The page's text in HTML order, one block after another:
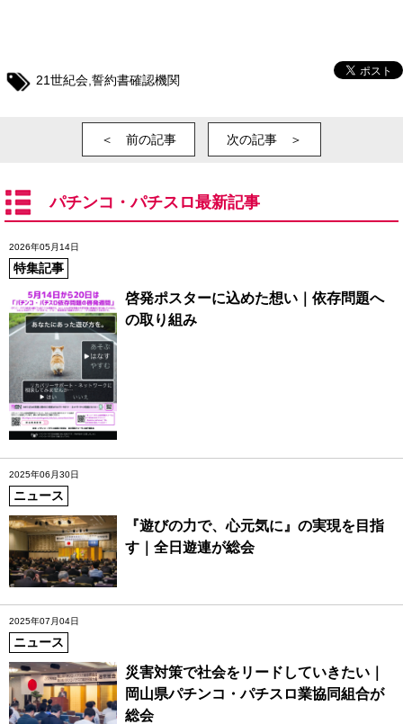
21世紀会 誓約書確認機関
＜ 前の記事 次の記事 ＞
パチンコ・パチスロ最新記事
2026年05月14日
特集記事
啓発ポスターに込めた想い｜依存問題へ
の取り組み
2025年06月30日
ニュース
『遊びの力で、心元気に』の実現を目指
す｜全日遊連が総会
2025年07月04日
ニュース
災害対策で社会をリードしていきたい｜
岡山県パチンコ・パチスロ業協同組合が
総会